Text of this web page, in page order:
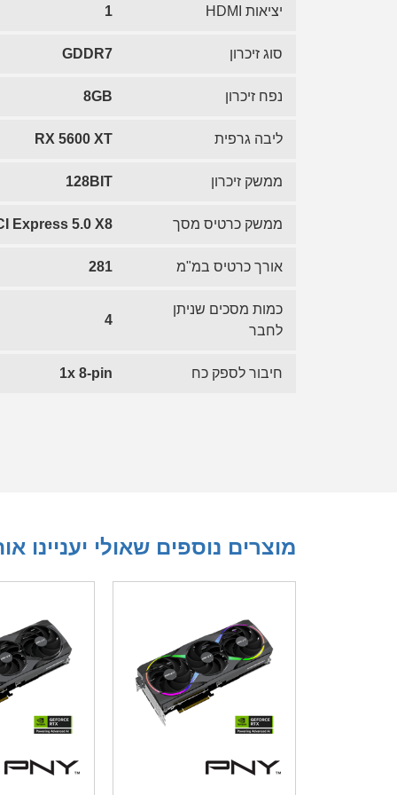
יציאות HDMI 1
סוג זיכרון GDDR7
נפח זיכרון 8GB
ליבה גרפית RX 5600 XT
ממשק זיכרון 128BIT
ממשק כרטיס מסך Express 5.0 X8
אורך כרטיס במ"מ 281
כמות מסכים שניתן
לחבר
4
חיבור לספק כח 1x 8-pin
מוצרים נוספים שאולי יעניינו